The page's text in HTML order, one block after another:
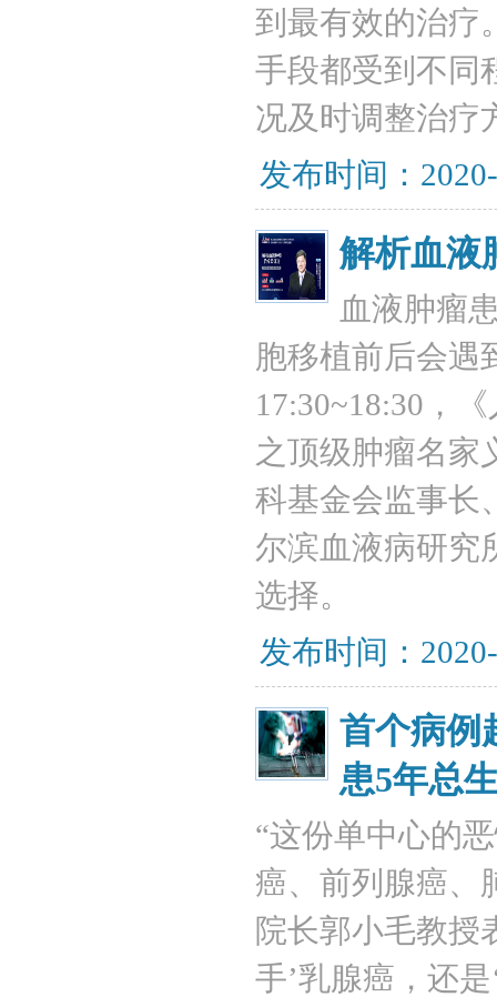
到最有效的治疗
手段都受到不同
况及时调整治疗
发布时间：
解析血液
血液肿瘤
胞移植前后会遇
17:30~18:30，
之顶级肿瘤名家
科基金会监事长
尔滨血液病研究
选择。
发布时间：
首个病例
患5年总
“这份单中心的
癌、前列腺癌、
院长郭小毛教授
手’乳腺癌，还